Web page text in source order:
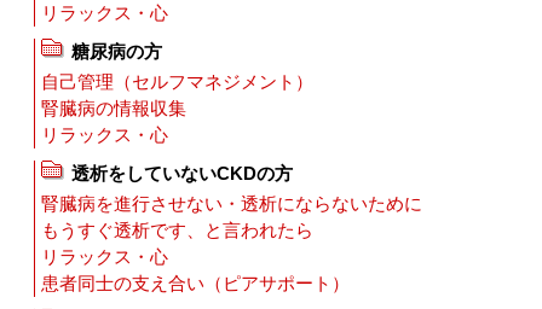
リラックス・心
糖尿病の方
自己管理（セルフマネジメント）
腎臓病の情報収集
リラックス・心
透析をしていないCKDの方
腎臓病を進行させない・透析にならないために
もうすぐ透析です、と言われたら
リラックス・心
患者同士の支え合い（ピアサポート）